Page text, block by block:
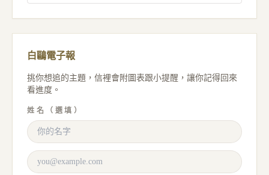
白鷗電子報
挑你想追的主題，信裡會附圖表跟小提醒，讓你記得回來
看進度。
姓名（選填）